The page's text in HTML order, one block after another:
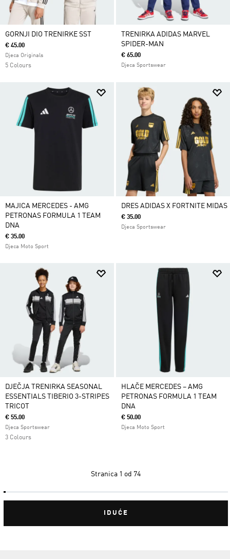
GORNJI DIO TRENIRKE SST
€ 45.00
Djeca Originals
5 Colours
TRENIRKA ADIDAS MARVEL
SPIDER-MAN
€ 65.00
Djeca Sportswear
MAJICA MERCEDES - AMG
PETRONAS FORMULA 1 TEAM
DNA
€ 35.00
Djeca Moto Sport
DRES ADIDAS X FORTNITE MIDAS
€ 35.00
Djeca Sportswear
DJEČJA TRENIRKA SEASONAL
ESSENTIALS TIBERIO 3-STRIPES
TRICOT
€ 55.00
Djeca Sportswear
3 Colours
HLAČE MERCEDES – AMG
PETRONAS FORMULA 1 TEAM
DNA
€ 50.00
Djeca Moto Sport
Stranica 1 od 74
IDUĆE